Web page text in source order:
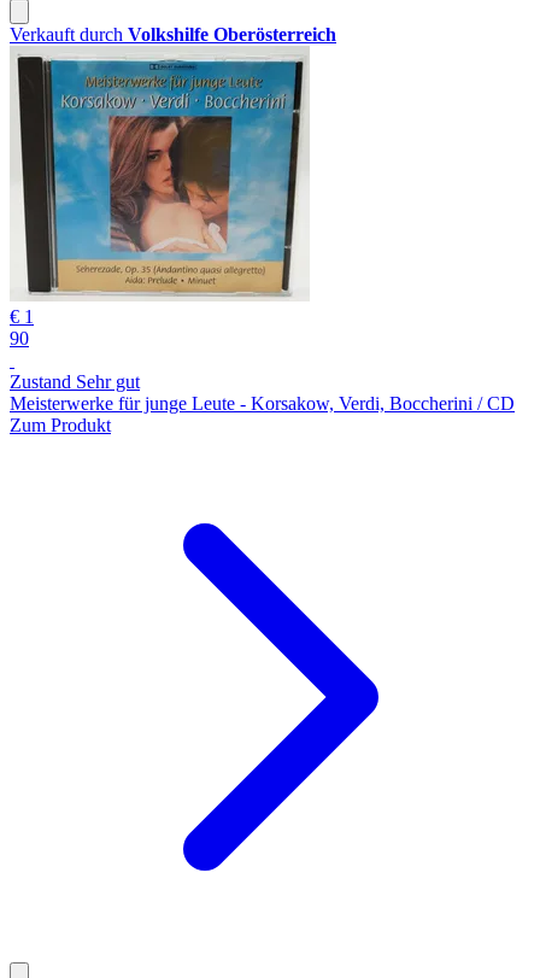
Verkauft durch Volkshilfe Oberösterreich
€ 1
90
Zustand Sehr gut
Meisterwerke für junge Leute - Korsakow, Verdi, Boccherini / CD
Zum Produkt